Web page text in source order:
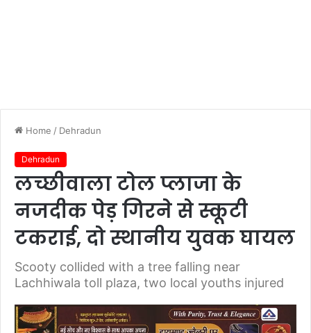
Home / Dehradun
Dehradun
लच्छीवाला टोल प्लाजा के
नजदीक पेड़ गिरने से स्कूटी
टकराई, दो स्थानीय युवक घायल
Scooty collided with a tree falling near
Lachhiwala toll plaza, two local youths injured